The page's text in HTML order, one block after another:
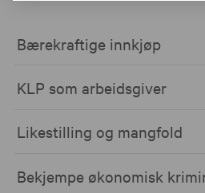
Bærekraftige innkjøp
KLP som arbeidsgiver
Likestilling og mangfold
Bekjempe økonomisk